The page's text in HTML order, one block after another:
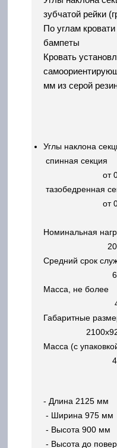
зубчатой рейки
По углам
бампеты
Кровать
мм из серой
Углы наклона
от 0°
от 0°
200
6
45
Габаритные
Масса
46
- Длина 2125 мм
- Ширина 975 мм
- Высота 900 мм
- Высота до